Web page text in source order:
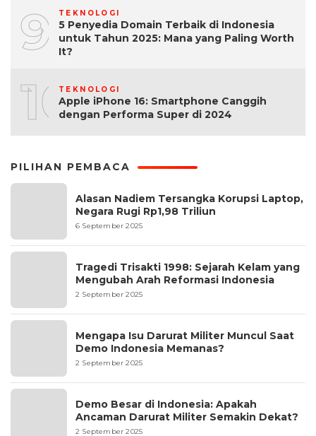
9 TEKNOLOGI
5 Penyedia Domain Terbaik di Indonesia
untuk Tahun 2025: Mana yang Paling Worth
It?
10TEKNOLOGI
Apple iPhone 16: Smartphone Canggih
dengan Performa Super di 2024
PILIHAN PEMBACA
Alasan Nadiem Tersangka Korupsi Laptop,
Negara Rugi Rp1,98 Triliun
6 September 2025
Tragedi Trisakti 1998: Sejarah Kelam yang
Mengubah Arah Reformasi Indonesia
2 September 2025
Mengapa Isu Darurat Militer Muncul Saat
Demo Indonesia Memanas?
2 September 2025
Demo Besar di Indonesia: Apakah
Ancaman Darurat Militer Semakin Dekat?
2 September 2025